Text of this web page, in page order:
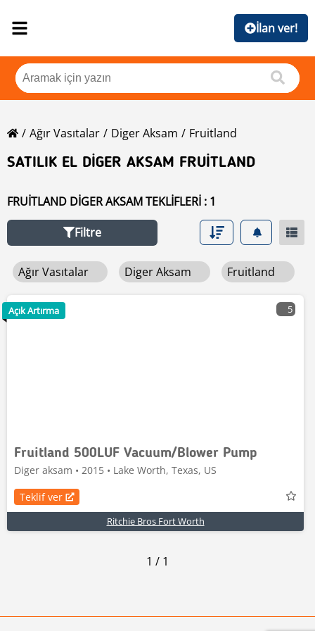
İlan ver!
Ağır Vasıtalar Diger Aksam
Fruitland
SATILIK EL DIGER AKSAM FRUITLAND
FRUITLAND DIGER AKSAM TEKLIFLERI : 1
Filtre
Ağır Vasıtalar Diger Aksam Fruitland
5
Fruitland 500LUF Vacuum/Blower Pump
Diger aksam • 2015 • Lake Worth, Texas, US
Teklif ver
Ritchie Bros Fort Worth
Açık Artırma
1 / 1